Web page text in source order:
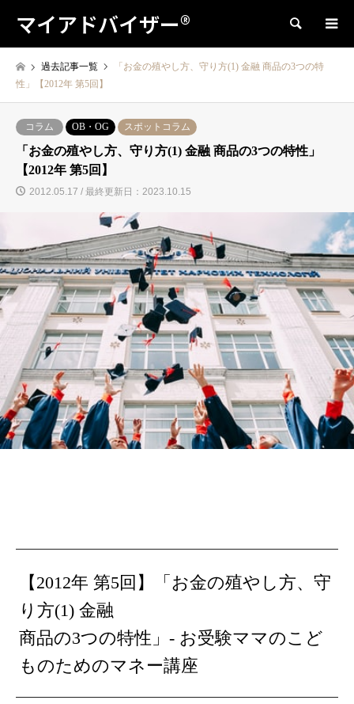
マイアドバイザー® 検索
過去記事一覧
「お金の殖やし方、守り方(1) 金融 商品の3つの特
性」【2012年 第5回】
コラム OB・OG スポットコラム
「お金の殖やし方、守り方(1) 金融 商品の3つの特性」
【2012年 第5回】
2012.05.17 / 最終更新日：2023.10.15
【2012年 第5回】「お金の殖やし方、守
り方(1) 金融
商品の3つの特性」- お受験ママのこど
ものためのマネー講座